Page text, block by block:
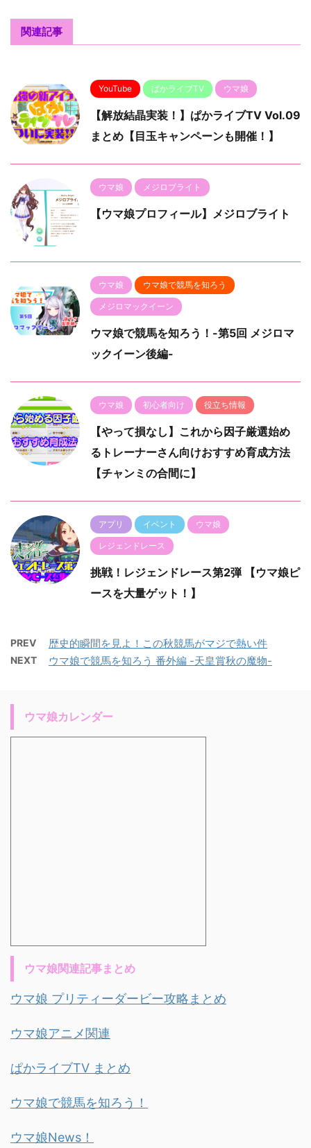
関連記事
YouTube ぱかライブTV ウマ娘
【解放結晶実装！】ぱかライブTV Vol.09
まとめ【目玉キャンペーンも開催！】
ウマ娘 メジロブライト
【ウマ娘プロフィール】メジロブライト
ウマ娘 ウマ娘で競馬を知ろう
メジロマックイーン
ウマ娘で競馬を知ろう！-第5回 メジロマ
ックイーン後編-
ウマ娘 初心者向け 役立ち情報
【やって損なし】これから因子厳選始め
るトレーナーさん向けおすすめ育成方法
【チャンミの合間に】
アプリ イベント ウマ娘
レジェンドレース
挑戦！レジェンドレース第2弾 【ウマ娘ピ
ースを大量ゲット！】
PREV 歴史的瞬間を見よ！この秋競馬がマジで熱い件
NEXT ウマ娘で競馬を知ろう 番外編 -天皇賞秋の魔物-
ウマ娘カレンダー
ウマ娘関連記事まとめ
ウマ娘 プリティーダービー攻略まとめ
ウマ娘アニメ関連
ぱかライブTV まとめ
ウマ娘で競馬を知ろう！
ウマ娘News！